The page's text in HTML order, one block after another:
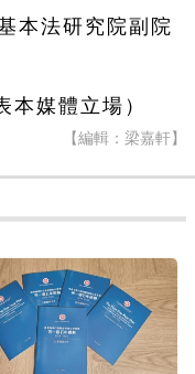
本法研究院副院
本媒體立場）
【編輯：梁嘉軒】